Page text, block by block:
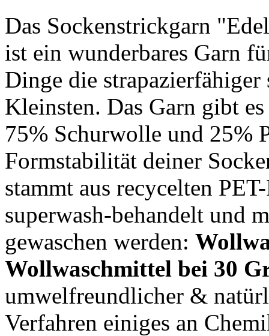
Das Sockenstrickgarn
ist ein wunderbares Garn
Dinge die
Kleinsten. Das Garn gibt
75% Schurwolle und 25%
Formstabilität deiner
stammt aus recycelten
superwash-behandelt und
gewaschen werden:
Wollwaschmittel bei 30
umwelfreundlicher &
Verfahren einiges an